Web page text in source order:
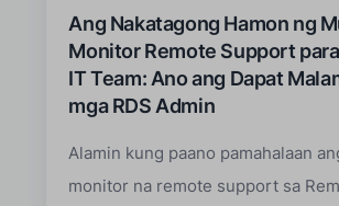
Ang Nakatagong Hamon ng
Monitor Remote Support
IT Team: Ano ang Dapat
mga RDS Admin
Alamin kung paano pamahalaan
monitor na remote support sa